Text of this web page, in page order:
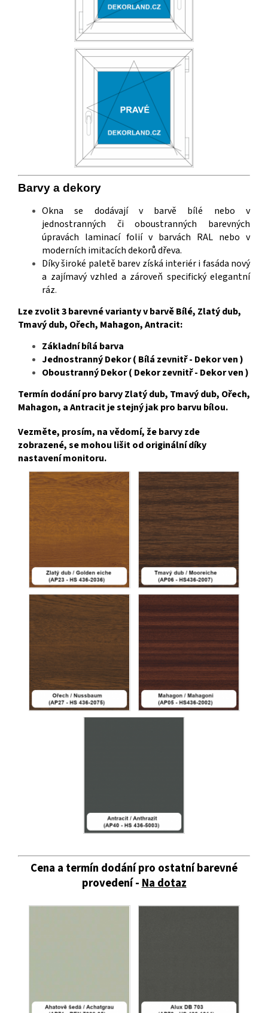
Barvy a dekory
Okna se dodávají v barvě bílé nebo v
jednostranných či oboustranných barevných
úpravách laminací folií v barvách RAL nebo v
moderních imitacích dekorů dřeva.
Díky široké paletě barev získá interiér i fasáda nový
a zajímavý vzhled a zároveň specifický elegantní
ráz.
Lze zvolit 3 barevné varianty v barvě Bílé, Zlatý dub,
Tmavý dub, Ořech, Mahagon, Antracit:
Základní bílá barva
Jednostranný Dekor ( Bílá zevnitř - Dekor ven )
Oboustranný Dekor ( Dekor zevnitř - Dekor ven )
Termín dodání pro barvy Zlatý dub, Tmavý dub, Ořech,
Mahagon, a Antracit je stejný jak pro barvu bílou.
Vezměte, prosím, na vědomí, že barvy zde
zobrazené, se mohou lišit od originální díky
nastavení monitoru.
Cena a termín dodání pro ostatní barevné
provedení -Na dotaz